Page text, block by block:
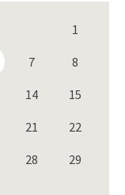
1
7 8
14 15
21 22
28 29